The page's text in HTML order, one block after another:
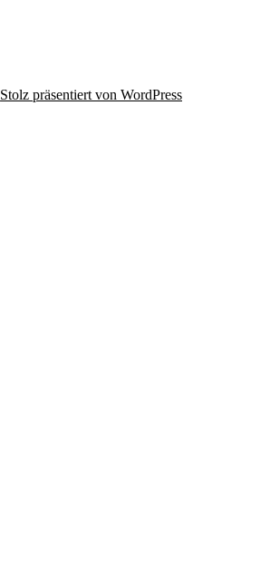
Stolz präsentiert von WordPress